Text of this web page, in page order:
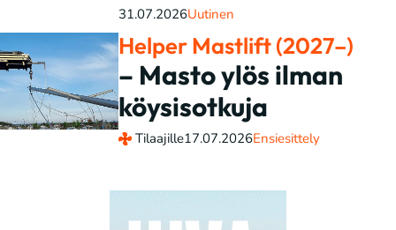
31.07.2026Uutinen
Helper Mastlift (2027–)
– Masto ylös ilman
köysisotkuja
Tilaajille17.07.2026Ensiesittely